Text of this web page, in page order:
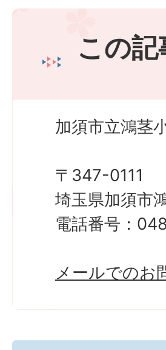
この
加須市立鴻茎
〒347-0111
埼玉県加須市
電話番号：
メールでのお